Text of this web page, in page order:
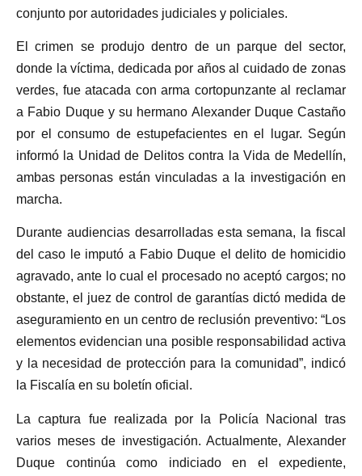
conjunto por autoridades judiciales y policiales.
El crimen se produjo dentro de un parque del sector,
donde la víctima, dedicada por años al cuidado de zonas
verdes, fue atacada con arma cortopunzante al reclamar
a Fabio Duque y su hermano Alexander Duque Castaño
por el consumo de estupefacientes en el lugar. Según
informó la Unidad de Delitos contra la Vida de Medellín,
ambas personas están vinculadas a la investigación en
marcha.
Durante audiencias desarrolladas esta semana, la fiscal
del caso le imputó a Fabio Duque el delito de homicidio
agravado, ante lo cual el procesado no aceptó cargos; no
obstante, el juez de control de garantías dictó medida de
aseguramiento en un centro de reclusión preventivo: “Los
elementos evidencian una posible responsabilidad activa
y la necesidad de protección para la comunidad”, indicó
la Fiscalía en su boletín oficial.
La captura fue realizada por la Policía Nacional tras
varios meses de investigación. Actualmente, Alexander
Duque continúa como indiciado en el expediente,